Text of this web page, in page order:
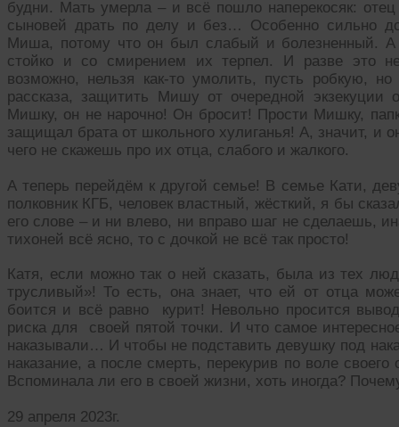
будни. Мать умерла – и всё пошло наперекосяк:
сыновей драть по делу и без… Особенно сильно
Миша, потому что он был слабый и болезненный.
стойко и со смирением их терпел. И разве это
возможно, нельзя как-то умолить, пусть робкую,
рассказа, защитить Мишу от очередной
Мишку, он не нарочно! Он бросит! Прости Мишку,
защищал брата от школьного хулиганья! А, значит, и
чего не скажешь про их отца, слабого и жалкого.
А теперь перейдём к другой семье! В семье Кати,
полковник КГБ, человек властный, жёсткий, я бы
его слове – и ни влево, ни вправо шаг не сделаешь,
тихоней всё ясно, то с дочкой не всё так просто!
Катя, если можно так о ней сказать, была из тех
трусливый»! То есть, она знает, что ей от отца
боится и всё равно курит! Невольно просится
риска для своей пятой точки. И что самое
наказывали… И чтобы не подставить девушку под
наказание, а после смерть, перекурив по воле
Вспоминала ли его в своей жизни, хоть иногда?
29 апреля 2023г.